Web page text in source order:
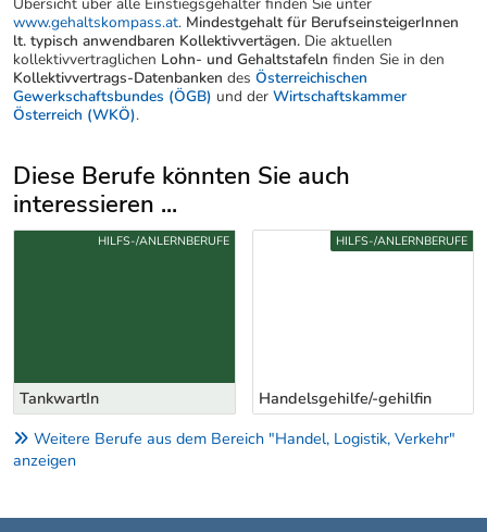
www.gehaltskompass.at. Mindestgehalt für BerufseinsteigerInnen
lt. typisch anwendbaren Kollektivvertägen. Die aktuellen
kollektivvertraglichen Lohn- und Gehaltstafeln finden Sie in den
Kollektivvertrags-Datenbanken des Österreichischen
Gewerkschaftsbundes (ÖGB) und der Wirtschaftskammer
Österreich (WKÖ).
Diese Berufe könnten Sie auch
interessieren ...
Uber weitere Berufsvorschläge
TankwartIn
HILFS-/ANLERNBERUFE
Handelsgehilfe/-gehilfin
HILFS-/ANLERNBERUFE
Weitere Berufe aus dem Bereich "Handel, Logistik, Verkehr"
anzeigen